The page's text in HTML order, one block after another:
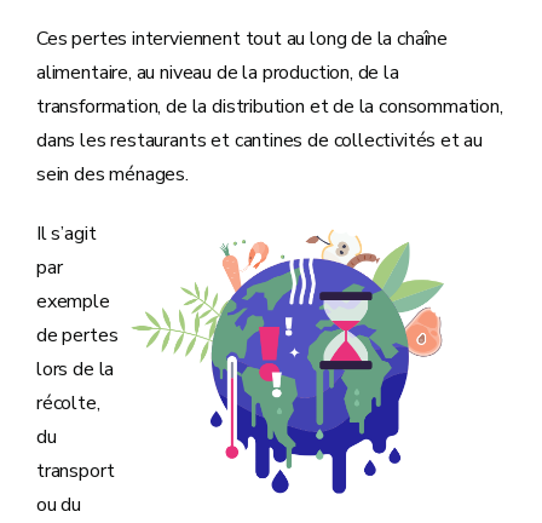
Ces pertes interviennent tout au long de la chaîne
alimentaire, au niveau de la production, de la
transformation, de la distribution et de la consommation,
dans les restaurants et cantines de collectivités et au
sein des ménages.
Il s’agit
par
exemple
de pertes
lors de la
récolte,
du
transport
ou du